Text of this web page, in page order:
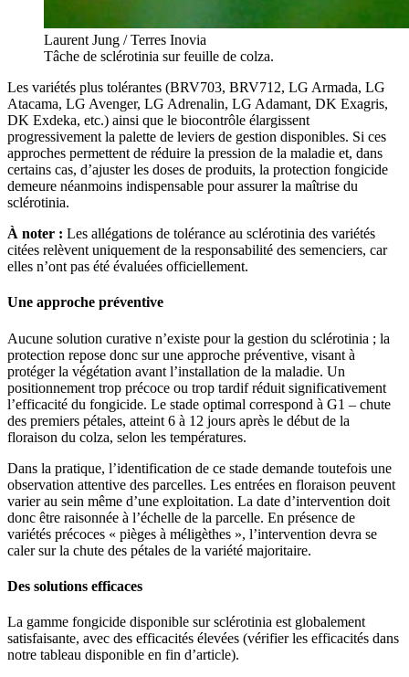
Laurent Jung / Terres Inovia
Tâche de sclérotinia sur feuille de colza.
Les variétés plus tolérantes (BRV703, BRV712, LG Armada, LG
Atacama, LG Avenger, LG Adrenalin, LG Adamant, DK Exagris,
DK Exdeka, etc.) ainsi que le biocontrôle élargissent
progressivement la palette de leviers de gestion disponibles. Si ces
approches permettent de réduire la pression de la maladie et, dans
certains cas, d’ajuster les doses de produits, la protection fongicide
demeure néanmoins indispensable pour assurer la maîtrise du
sclérotinia.
À noter : Les allégations de tolérance au sclérotinia des variétés
citées relèvent uniquement de la responsabilité des semenciers, car
elles n’ont pas été évaluées officiellement.
Une approche préventive
Aucune solution curative n’existe pour la gestion du sclérotinia ; la
protection repose donc sur une approche préventive, visant à
protéger la végétation avant l’installation de la maladie. Un
positionnement trop précoce ou trop tardif réduit significativement
l’efficacité du fongicide. Le stade optimal correspond à G1 – chute
des premiers pétales, atteint 6 à 12 jours après le début de la
floraison du colza, selon les températures.
Dans la pratique, l’identification de ce stade demande toutefois une
observation attentive des parcelles. Les entrées en floraison peuvent
varier au sein même d’une exploitation. La date d’intervention doit
donc être raisonnée à l’échelle de la parcelle. En présence de
variétés précoces « pièges à méligèthes », l’intervention devra se
caler sur la chute des pétales de la variété majoritaire.
Des solutions efficaces
La gamme fongicide disponible sur sclérotinia est globalement
satisfaisante, avec des efficacités élevées (vérifier les efficacités dans
notre tableau disponible en fin d’article).